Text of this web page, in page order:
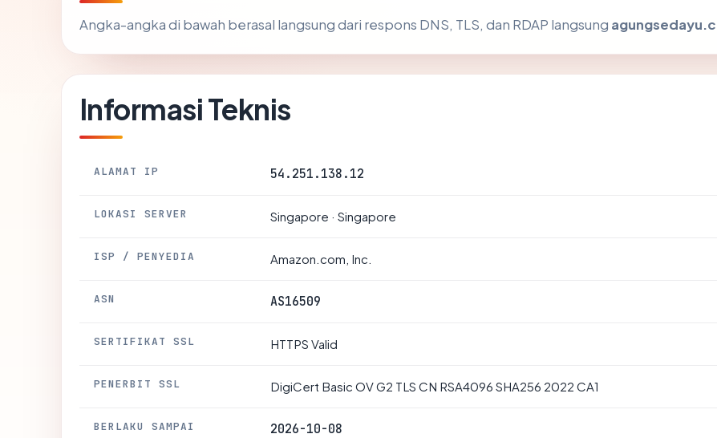
Angka-angka di bawah berasal langsung dari respons DNS, TLS, dan RDAP langsung
Informasi Teknis
ALAMAT IP 54.251.138.12
LOKASI SERVER Singapore · Singapore
ISP / PENYEDIA Amazon.com, Inc.
ASN AS16509
SERTIFIKAT SSL HTTPS Valid
PENERBIT SSL DigiCert Basic OV G2 TLS CN RSA4096 SHA256 2022 CA1
BERLAKU SAMPAI 2026-10-08